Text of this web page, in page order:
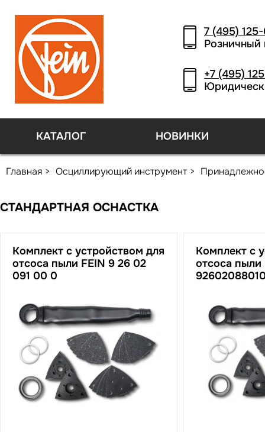
7 (495)
Розничный
+7 (495)
КАТАЛОГ НОВИНКИ
Главная Осциллирующий инструмент
СТАНДАРТНАЯ ОСНАСТКА
Комплект с устройством для
отсоса пыли FEIN 9 26 02
091 00 0
Комплект с
отсоса пыли